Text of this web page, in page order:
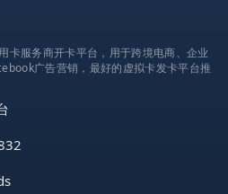
卡服务商开卡平台，用于跨境电商、企业
广告营销，最好的虚拟卡发卡平台推